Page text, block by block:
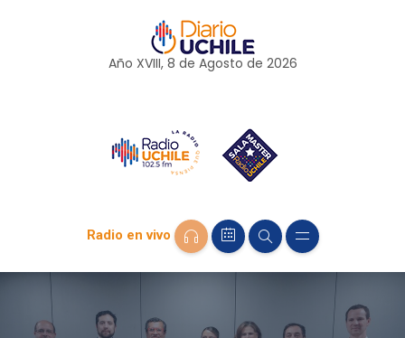
Año XVIII, 8 de Agosto de 2026
Radio en vivo